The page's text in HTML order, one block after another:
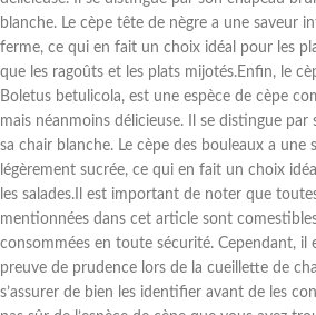
blanche. Le cèpe tête de nègre a une saveur
ferme, ce qui en fait un choix idéal pour les
que les ragoûts et les plats mijotés.Enfin, le
Boletus betulicola, est une espèce de cèpe
mais néanmoins délicieuse. Il se distingue
sa chair blanche. Le cèpe des bouleaux a une
légèrement sucrée, ce qui en fait un choix
les salades.Il est important de noter que
mentionnées dans cet article sont
consommées en toute sécurité. Cependant, il
preuve de prudence lors de la cueillette de
s’assurer de bien les identifier avant de les